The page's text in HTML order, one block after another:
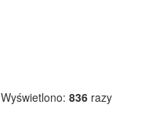
Wyświetlono: 836 razy